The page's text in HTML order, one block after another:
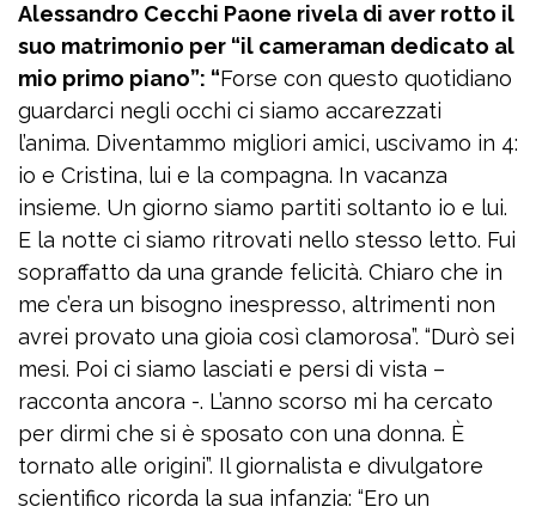
Alessandro Cecchi Paone rivela di aver rotto il
suo matrimonio per “il cameraman dedicato al
mio primo piano”: “Forse con questo quotidiano
guardarci negli occhi ci siamo accarezzati
l’anima. Diventammo migliori amici, uscivamo in 4:
io e Cristina, lui e la compagna. In vacanza
insieme. Un giorno siamo partiti soltanto io e lui.
E la notte ci siamo ritrovati nello stesso letto. Fui
sopraffatto da una grande felicità. Chiaro che in
me c’era un bisogno inespresso, altrimenti non
avrei provato una gioia così clamorosa”. “Durò sei
mesi. Poi ci siamo lasciati e persi di vista –
racconta ancora -. L’anno scorso mi ha cercato
per dirmi che si è sposato con una donna. È
tornato alle origini”. Il giornalista e divulgatore
scientifico ricorda la sua infanzia: “Ero un